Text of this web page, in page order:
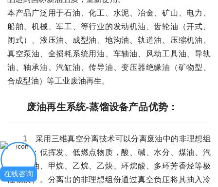
本产品广泛用于石油、化工、水泥、冶金、矿山、电力、
船舶、机械、军工、等行业的发动机油、齿轮油（开式、
闭式）、液压油、成型油、地沟油、轨道油、压缩机油、
真空泵油、全损耗系统用油、车轴油、风动工具油、导轨
油、轴承油、汽缸油、传导油、变压器绝缘油（矿物型、
合成型油）等工业废油再生。
废油再生系统-蒸馏设备产品优势：
1 采用三维真空分离技术可以分离废油中的非理想组
份（如：低挥发、低燃点物质，酸、碱、水分、煤油、汽
油、柴油、甲烷、乙烷、乙炔、环烷酸、多环芳香烃等极
性物质）。分离出的非理想组份通过真空负压将其抽入冷
在线咨询